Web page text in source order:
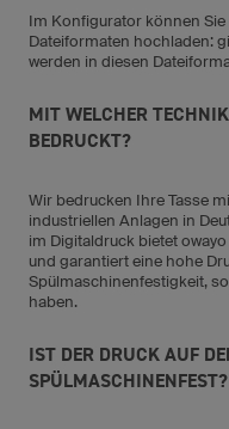
Im Konfigurator können
Dateiformaten hochladen:
werden in diesen
MIT WELCHER
BEDRUCKT?
Wir bedrucken Ihre Tasse
industriellen Anlagen in
im Digitaldruck bietet
und garantiert eine hohe
Spülmaschinenfestigkeit,
haben.
IST DER DRUCK AUF
SPÜLMASCHINENFEST?